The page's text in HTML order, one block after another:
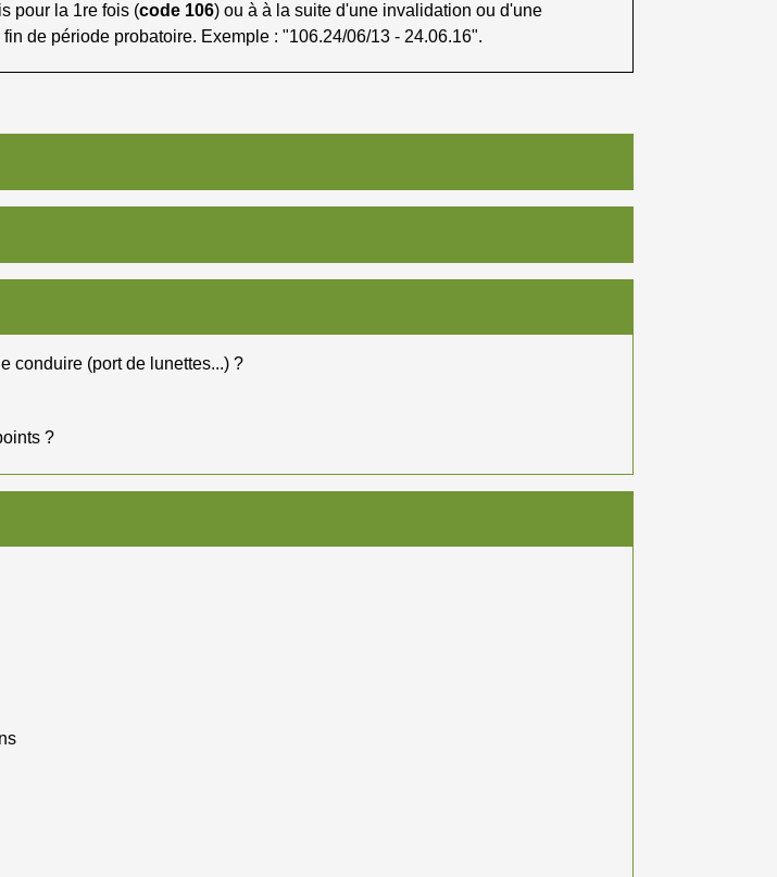
pour la 1re fois (code 106) ou à à la suite d'une invalidation ou d'une
de période probatoire. Exemple : "106.24/06/13 - 24.06.16".
conduire (port de lunettes...) ?
?